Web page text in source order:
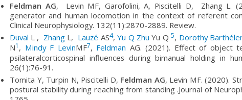
Feldman AG, Levin MF, Garofolini, A, Piscitelli D, Zhang L.
generator and human locomotion in the context of referent
Clinical Neurophysiology. 132(11):2870-2889. Review.
Duval L , ZhangL, Lauzé AS4,Yu Q Zhu Yu Q5, Dorothy
N1 , Mindy F LevinMF7, Feldman AG. (2021). Effect of object
psilateralcorticospinal influences during bimanual holding in
26(1):76-91.
Tomita Y, Turpin N, Piscitelli D, Feldman AG, Levin MF. (2020).
postural stability during reaching from standing .Journal of